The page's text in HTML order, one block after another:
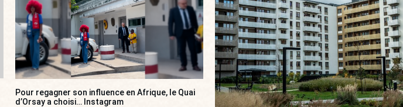
Pour regagner son influence en Afrique, le Quai
d’Orsay a choisi… Instagram